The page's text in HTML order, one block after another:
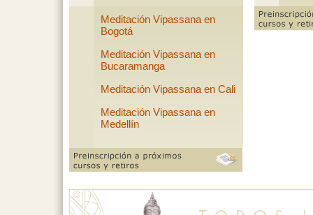
Meditación Vipassana en
Bogotá
Meditación Vipassana en
Bucaramanga
Meditación Vipassana en Cali
Meditación Vipassana en
Medellín